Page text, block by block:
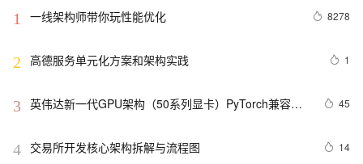
1 一线架构师带你玩性能优化 8278
2 高德服务单元化方案和架构实践 1
3 英伟达新一代GPU架构（50系列显卡）PyTorch兼容性
45
4 交易所开发核心架构拆解与流程图 14